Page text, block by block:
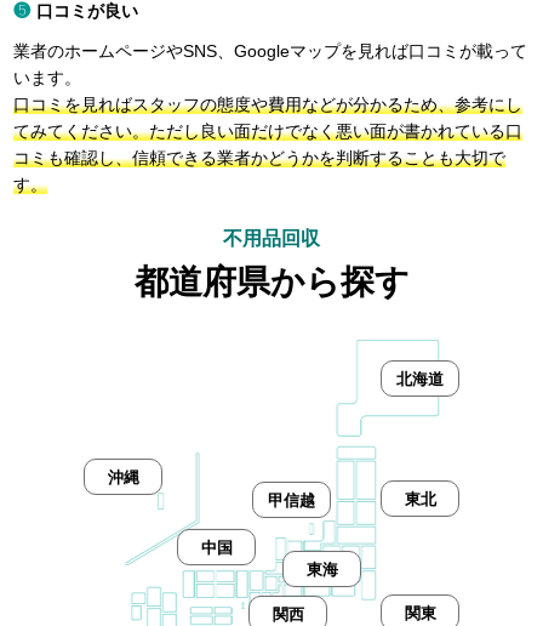
口コミが良い
業者のホームページやSNS、Googleマップを見れば口コミが載って
います。
口コミを見ればスタッフの態度や費用などが分かるため、参考にし
てみてください。ただし良い面だけでなく悪い面が書かれている口
コミも確認し、信頼できる業者かどうかを判断することも大切で
す。
不用品回収
都道府県から探す
北海道
東北
甲信越
東海
関東
関西
中国
沖縄